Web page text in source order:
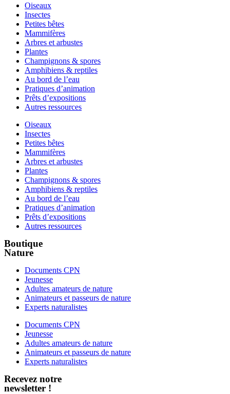
Oiseaux
Insectes
Petites bêtes
Mammifères
Arbres et arbustes
Plantes
Champignons & spores
Amphibiens & reptiles
Au bord de l’eau
Pratiques d’animation
Prêts d’expositions
Autres ressources
Oiseaux
Insectes
Petites bêtes
Mammifères
Arbres et arbustes
Plantes
Champignons & spores
Amphibiens & reptiles
Au bord de l’eau
Pratiques d’animation
Prêts d’expositions
Autres ressources
Boutique
Nature
Documents CPN
Jeunesse
Adultes amateurs de nature
Animateurs et passeurs de nature
Experts naturalistes
Documents CPN
Jeunesse
Adultes amateurs de nature
Animateurs et passeurs de nature
Experts naturalistes
Recevez notre
newsletter !